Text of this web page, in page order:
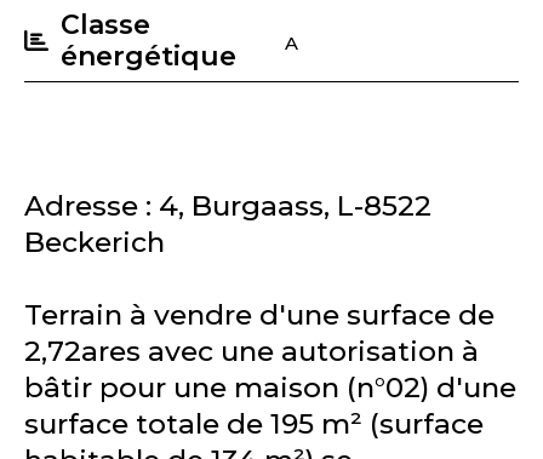
Classe
énergétique
A
Adresse : 4, Burgaass, L-8522
Beckerich
Terrain à vendre d'une surface de
2,72ares avec une autorisation à
bâtir pour une maison (n°02) d'une
surface totale de 195 m² (surface